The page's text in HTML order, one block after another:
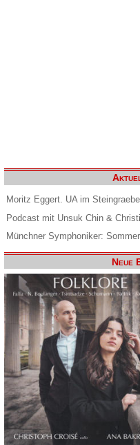
Moritz Eggert. UA im
Podcast mit Unsuk Chin &
Münchner Symphoniker:
Neue